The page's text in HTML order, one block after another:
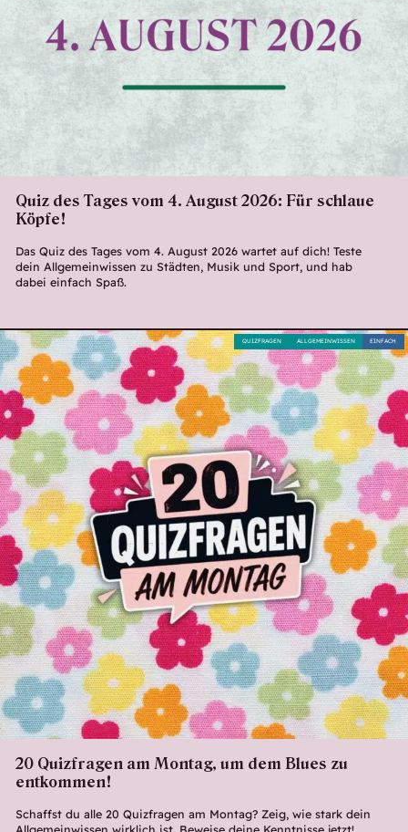
Quiz des Tages vom 4. August 2026: Für schlaue
Köpfe!
Das Quiz des Tages vom 4. August 2026 wartet auf dich! Teste
dein Allgemeinwissen zu Städten, Musik und Sport, und hab
dabei einfach Spaß.
20 Quizfragen am Montag, um dem Blues zu
entkommen!
Schaffst du alle 20 Quizfragen am Montag? Zeig, wie stark dein
Allgemeinwissen wirklich ist. Beweise deine Kenntnisse jetzt!
EINFACH
ALLGEMEINWISSEN
QUIZFRAGEN